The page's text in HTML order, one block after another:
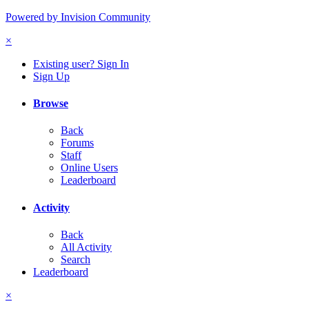
Powered by Invision Community
×
Existing user? Sign In
Sign Up
Browse
Back
Forums
Staff
Online Users
Leaderboard
Activity
Back
All Activity
Search
Leaderboard
×